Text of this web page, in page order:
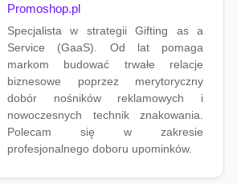
Promoshop.pl
Specjalista w strategii Gifting as a
Service (GaaS). Od lat pomaga
markom budować trwałe relacje
biznesowe poprzez merytoryczny
dobór nośników reklamowych i
nowoczesnych technik znakowania.
Polecam się w zakresie
profesjonalnego doboru upominków.